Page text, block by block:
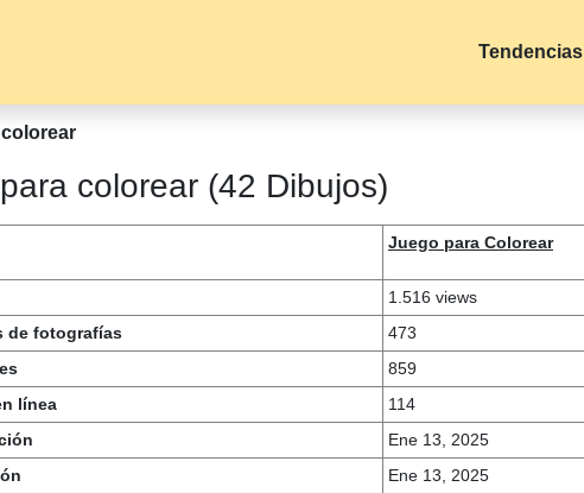
Tendencias
colorear (42 Dibujos)
Juego para Colorear
1.516 views
de fotografías
473
859
línea
114
Ene 13, 2025
Ene 13, 2025